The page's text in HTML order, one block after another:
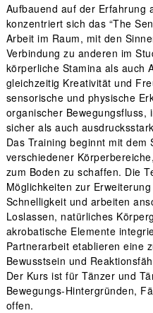
Aufbauend auf der Erfahrung
konzentriert sich das “The
Arbeit im Raum, mit den
Verbindung zu anderen im
körperliche Stamina als auch
gleichzeitig Kreativität und
sensorische und physische
organischer Bewegungsfluss,
sicher als auch
Das Training beginnt mit dem
verschiedener
zum Boden zu schaffen. Die
Möglichkeiten zur
Schnelligkeit und arbeiten
Loslassen, natürliches
akrobatische Elemente
Partnerarbeit etablieren eine
Bewusstsein und
Der Kurs ist für Tänzer und
Bewegungs-Hintergründen,
offen.